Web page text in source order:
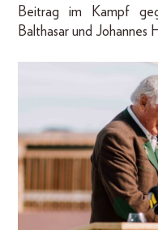
Beitrag im Kampf
Balthasar und Johannes